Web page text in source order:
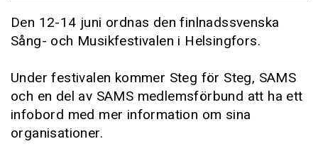
Den 12-14 juni ordnas den finlnadssvenska
Sång- och Musikfestivalen i Helsingfors.
Under festivalen kommer Steg för Steg, SAMS
och en del av SAMS medlemsförbund att ha ett
infobord med mer information om sina
organisationer.